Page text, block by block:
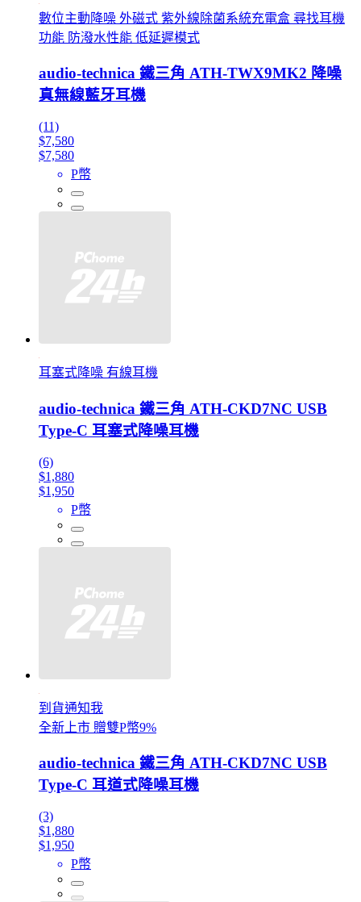
數位主動降噪 外磁式 紫外線除菌系統充電盒 尋找耳機
功能 防潑水性能 低延遲模式
audio-technica 鐵三角 ATH-TWX9MK2 降噪
真無線藍牙耳機
(11)
$7,580
$7,580
P幣
耳塞式降噪 有線耳機
audio-technica 鐵三角 ATH-CKD7NC USB
Type-C 耳塞式降噪耳機
(6)
$1,880
$1,950
P幣
到貨通知我
全新上市 贈雙P幣9%
audio-technica 鐵三角 ATH-CKD7NC USB
Type-C 耳道式降噪耳機
(3)
$1,880
$1,950
P幣